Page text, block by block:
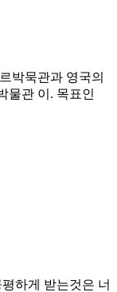
박묵관과 영국의
물관 이. 목표인
하게 받는것은 너